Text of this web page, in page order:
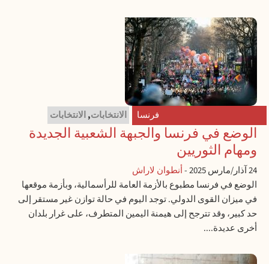
فرنسا الانتخابات,الانتخابات
الوضع في فرنسا والجبهة الشعبية الجديدة
ومهام الثوريين
24 آذار/مارس 2025 -أنطوان لاراش
الوضع في فرنسا مطبوع بالأزمة العامة للرأسمالية، وبأزمة موقعها
في ميزان القوى الدولي. توجد اليوم في حالة توازن غير مستقر إلى
حد كبير، وقد تترجح إلى هيمنة اليمين المتطرف، على غرار بلدان
أخرى عديدة....